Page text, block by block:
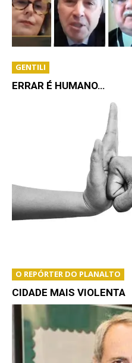
GENTILI
ERRAR É HUMANO…
O REPÓRTER DO PLANALTO
CIDADE MAIS VIOLENTA